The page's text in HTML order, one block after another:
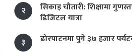
२
सिकाइ चौतारी: शिक्षामा
डिजिटल यात्रा
३
ढोरपाटनमा पुगे ३७ हजार